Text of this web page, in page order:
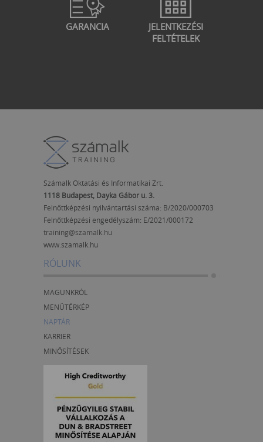
GARANCIA
JELENTKEZÉSI
FELTÉTELEK
Számalk Oktatási és Informatikai Zrt.
1118 Budapest, Dayka Gábor u. 3.
Felnőttképzési nyilvántartási száma: B/2020/000703
Felnőttképzési engedélyszám: E/2021/000172
training@szamalk.hu
www.szamalk.hu
RÓLUNK
MAGUNKRÓL
MENÜTÉRKÉP
NAPTÁR
KARRIER
MINŐSÍTÉSEK